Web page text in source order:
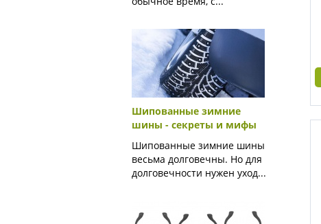
Шипованные зимние
шины - секреты и мифы
Шипованные зимние шины
весьма долговечны. Но для
долговечности нужен уход...